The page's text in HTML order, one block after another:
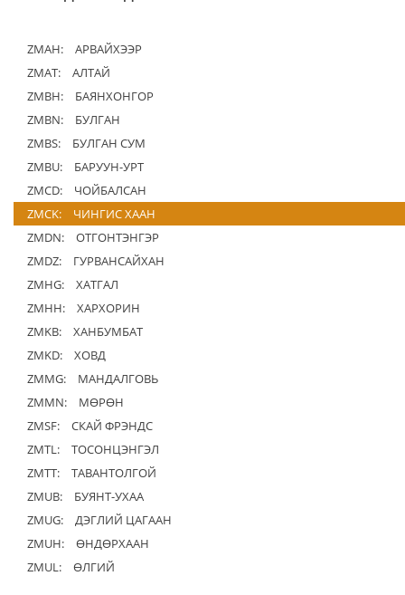
ZMAH:
АРВАЙХЭЭР
ZMAT:
АЛТАЙ
ZMBH:
БАЯНХОНГОР
ZMBN:
БУЛГАН
ZMBS:
БУЛГАН СУМ
ZMBU:
БАРУУН-УРТ
ZMCD:
ЧОЙБАЛСАН
ZMCK:
ЧИНГИС ХААН
ZMDN:
ОТГОНТЭНГЭР
ZMDZ:
ГУРВАНСАЙХАН
ZMHG:
ХАТГАЛ
ZMHH:
ХАРХОРИН
ZMKB:
ХАНБУМБАТ
ZMKD:
ХОВД
ZMMG:
МАНДАЛГОВЬ
ZMMN:
МӨРӨН
ZMSF:
СКАЙ ФРЭНДС
ZMTL:
ТОСОНЦЭНГЭЛ
ZMTT:
ТАВАНТОЛГОЙ
ZMUB:
БУЯНТ-УХАА
ZMUG:
ДЭГЛИЙ ЦАГААН
ZMUH:
ӨНДӨРХААН
ZMUL:
ӨЛГИЙ